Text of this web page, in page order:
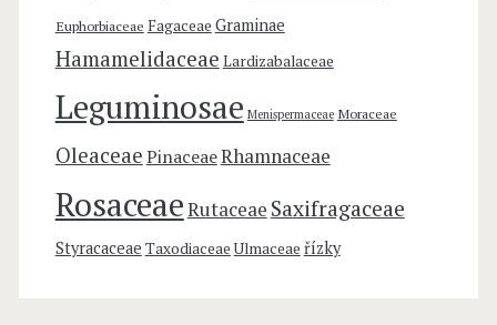
Euphorbiaceae Fagaceae Graminae
Hamamelidaceae Lardizabalaceae
Leguminosae Menispermaceae Moraceae
Oleaceae PinaceaeRhamnaceae
RosaceaeRutaceae Saxifragaceae
Styracaceae Taxodiaceae Ulmaceae řízky